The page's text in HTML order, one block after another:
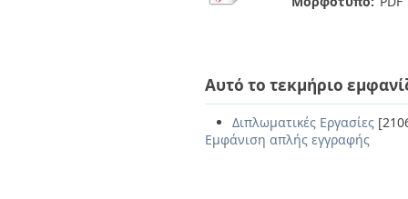
Αυτό το τεκμήριο
Διπλωματικές Εργασίες
Εμφάνιση απλής εγγραφής